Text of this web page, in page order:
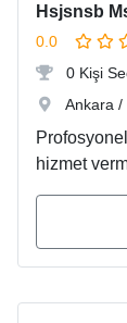
Hsjsnsb
0.0
0 Kişi
Ankara /
hizmet